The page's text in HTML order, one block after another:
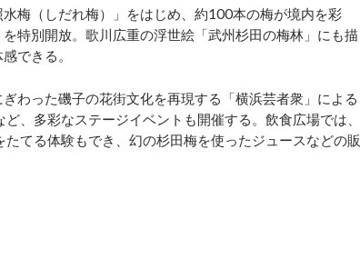
梅（しだれ梅）」をはじめ、約100本の梅が境内を彩
特別開放。歌川広重の浮世絵「武州杉田の梅林」にも描
できる。
わった磯子の花街文化を再現する「横浜芸者衆」による
、多彩なステージイベントも開催する。飲食広場では、
てる体験もでき、幻の杉田梅を使ったジュースなどの販